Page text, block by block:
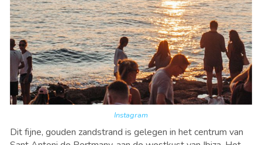
Instagram
Dit fijne, gouden zandstrand is gelegen in het centrum van